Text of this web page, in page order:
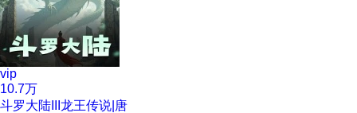
vip
10.7万
斗罗大陆III龙王传说|唐